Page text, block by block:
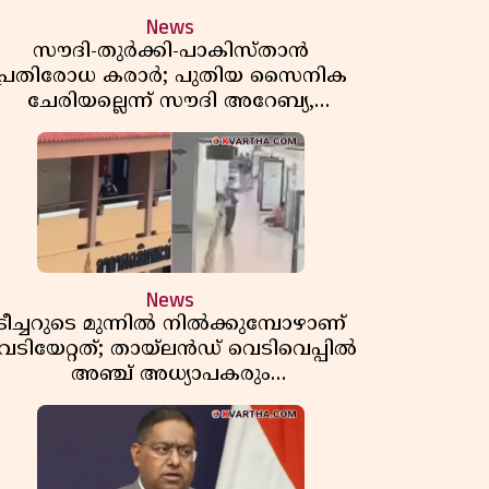
News
സൗദി-തുർക്കി-പാകിസ്താൻ
കരാർ; പുതിയ സൈനിക
ചേരിയല്ലെന്ന് സൗദി അറേബ്യ,
വിമർശനവുമായി ഇറാൻ
News
മുന്നിൽ നിൽക്കുമ്പോഴാണ്
തായ്‌ലൻഡ് വെടിവെപ്പിൽ
അഞ്ച് അധ്യാപകരും
മുത്തശ്ശീമുത്തശ്ശന്മാരും കൊല്ലപ്പെട്ടു,
മരണസംഖ്യ 7; ഞെട്ടിക്കുന്ന
വെളിപ്പെടുത്തലുകൾ